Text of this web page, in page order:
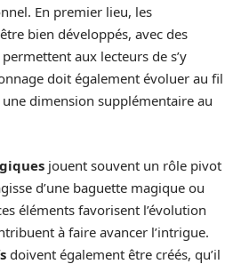
En premier lieu, les
bien développés, avec des
aux lecteurs de s’y
doit également évoluer au fil
dimension supplémentaire au
jouent souvent un rôle pivot
d’une baguette magique ou
éléments favorisent l’évolution
à faire avancer l’intrigue.
doivent également être créés, qu’il